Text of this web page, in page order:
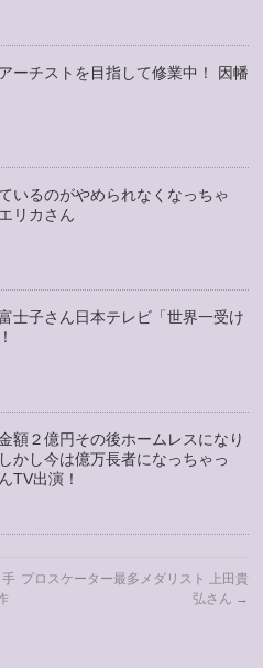
ーチストを目指して修業中！ 因幡
いるのがやめられなくなっちゃ
リカさん
士子さん日本テレビ「世界一受け
額２億円その後ホームレスになり
かし今は億万長者になっちゃっ
TV出演！
プロスケーター最多メダリスト 上田貴
弘さん →